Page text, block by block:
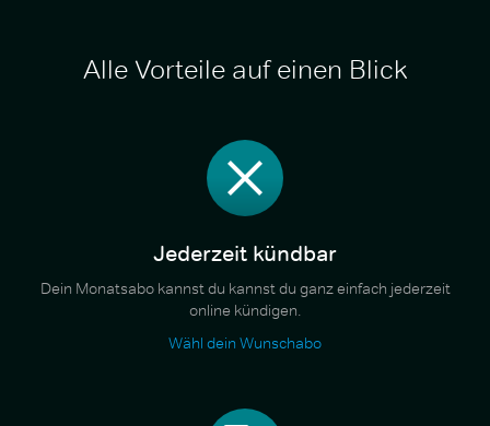
Alle Vorteile auf einen Blick
Jederzeit kündbar
Dein Monatsabo kannst du kannst du ganz einfach jederzeit
online kündigen.
Wähl dein Wunschabo